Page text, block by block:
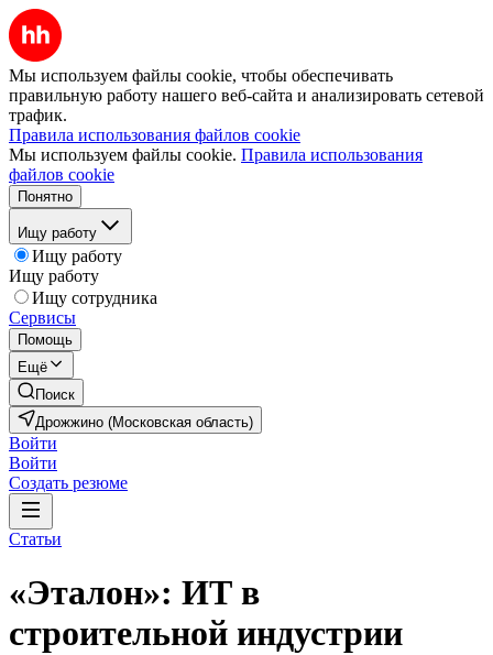
Мы используем файлы cookie, чтобы обеспечивать
правильную работу нашего веб-сайта и анализировать сетевой
трафик.
Правила использования файлов cookie
Мы используем файлы cookie. Правила использования
файлов cookie
Понятно
Ищу работу
Ищу работу
Ищу работу
Ищу сотрудника
Сервисы
Помощь
Ещё
Поиск
Дрожжино (Московская область)
Войти
Войти
Создать резюме
Статьи
«Эталон»: ИТ в
строительной индустрии